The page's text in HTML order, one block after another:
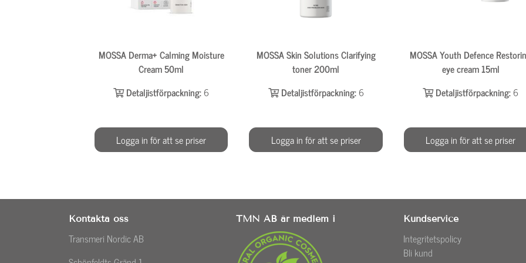
MOSSA Derma+ Calming Moisture
Cream 50ml
Detaljistförpackning:6
Logga in för att se priser
MOSSA Skin Solutions Clarifying
toner 200ml
Detaljistförpackning:6
Logga in för att se priser
MOSSA Youth Defence
eye cream 15ml
Detaljistförpackning:6
Logga in för att se priser
Kontakta oss
Transmeri Nordic AB
TMN AB är medlem i Kundservice
Integritetspolicy
Bli kund